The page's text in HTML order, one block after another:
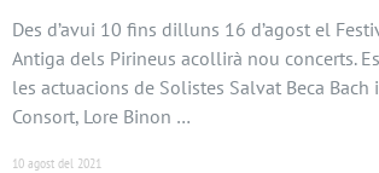
Des d’avui 10 fins dilluns 16 d’agost el
Antiga dels Pirineus acollirà nou concerts.
les actuacions de Solistes Salvat Beca Bach
Consort, Lore Binon …
10 agost del 2021